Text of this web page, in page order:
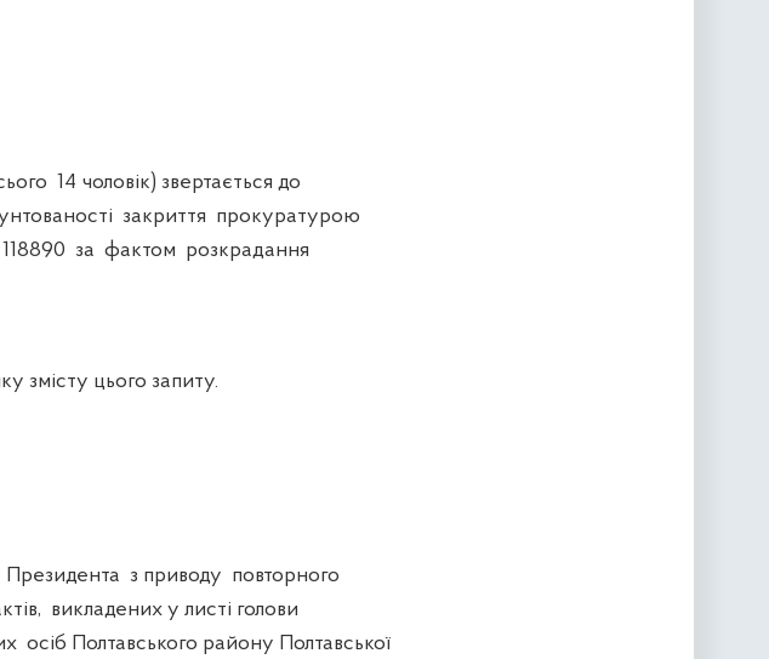
14 чоловік) звертається до
закриття прокуратурою
118890 за фактом розкрадання
змісту цього запиту.
з приводу повторного
викладених у листі голови
осіб Полтавського району Полтавської